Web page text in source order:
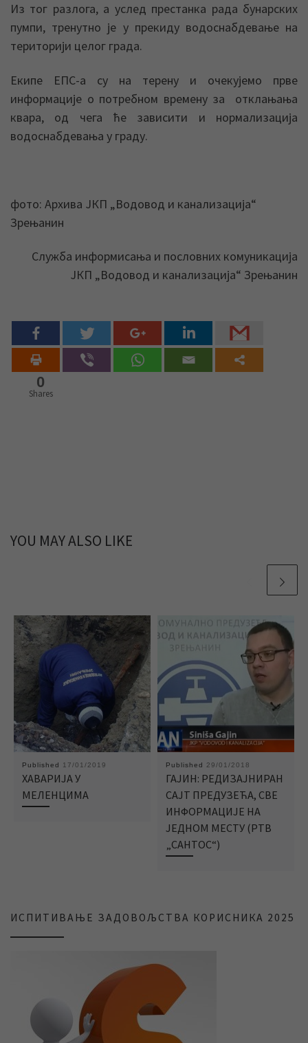
Из тог разлога, а услед престанка рада бунарских
пумпи, тренутно је у прекиду водоснабдевање на
територији целог града.
Екипе ЕПС-а су на терену и очекујемо прве
информације о потребном времену за отклањања
квара, од чега ће зависити и нормализација
водоснабдевања у граду.
фото: Архива ЈКП „Водовод и канализација“
Зрењанин
Служба информисања и пословних комуникација
ЈКП „Водовод и канализација“ Зрењанин
0
Shares
YOU MAY ALSO LIKE
Published 17/01/2019
ХАВАРИЈА У
МЕЛЕНЦИМА
Published 29/01/2018
ГАЈИН: РЕДИЗАЈНИРАН
САЈТ ПРЕДУЗЕЋА, СВЕ
ИНФОРМАЦИЈЕ НА
ЈЕДНОМ МЕСТУ (РТВ
„САНТОС“)
ИСПИТИВАЊЕ ЗАДОВОЉСТВА КОРИСНИКА 2025